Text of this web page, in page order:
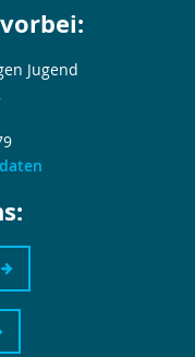
Jugend